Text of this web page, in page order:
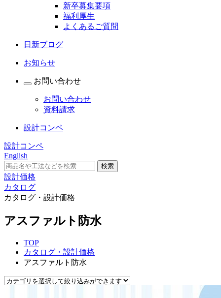
新卒募集要項
福利厚生
よくあるご質問
日新ブログ
お知らせ
お問い合わせ
お問い合わせ
資料請求
設計コンペ
設計コンペ
English
設計価格
カタログ
カタログ・設計価格
アスファルト防水
TOP
カタログ・設計価格
アスファルト防水